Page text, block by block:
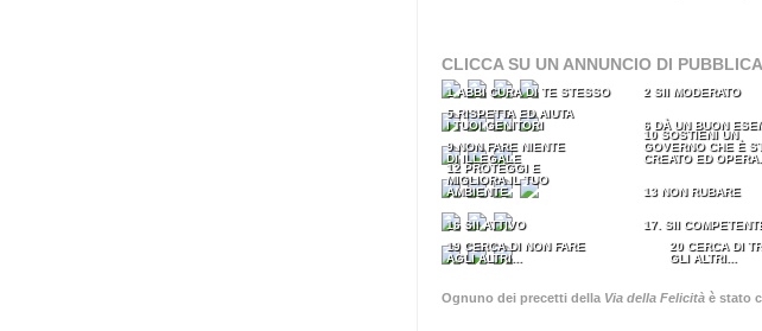
CLICCA SU UN ANNUNCIO DI
1 ABBI CURA DI TE STESSO 2 SII MODERATO
5 RISPETTA ED AIUTA
I TUOI GENITORI
6 DÀ UN BUON
9 NON FARE NIENTE
DI ILLEGALE
10 SOSTIENI UN
GOVERNO CHE È
CREATO ED OPERA...
12 PROTEGGI E
MIGLIORA IL TUO
AMBIENTE
13 NON RUBARE
16 SII ATTIVO 17. SII
19 CERCA DI NON FARE
AGLI ALTRI...
20 CERCA DI
GLI ALTRI...
Ognuno dei precetti della Via della Felicità è stato